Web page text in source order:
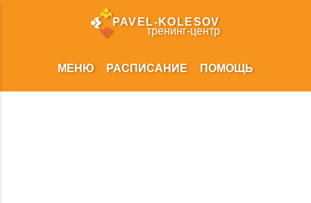
PAVEL‑KOLESOV
тренинг‑центр
МЕНЮ РАСПИСАНИЕ ПОМОЩЬ